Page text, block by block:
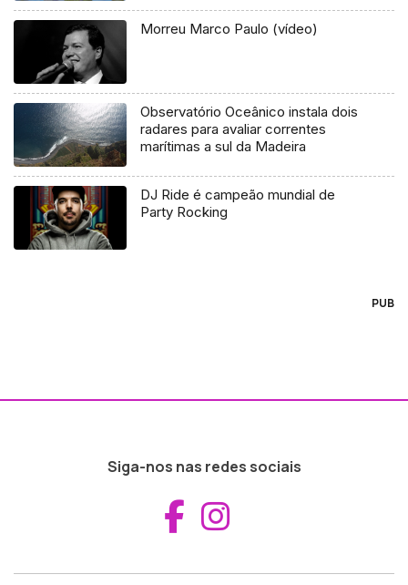
Morreu Marco Paulo (vídeo)
Observatório Oceânico instala dois
radares para avaliar correntes
marítimas a sul da Madeira
DJ Ride é campeão mundial de
Party Rocking
PUB
Siga-nos nas redes sociais
Aceder ao